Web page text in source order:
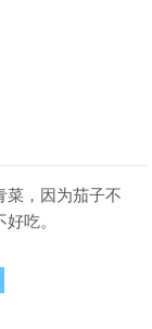
菜，因为茄子不
吃。